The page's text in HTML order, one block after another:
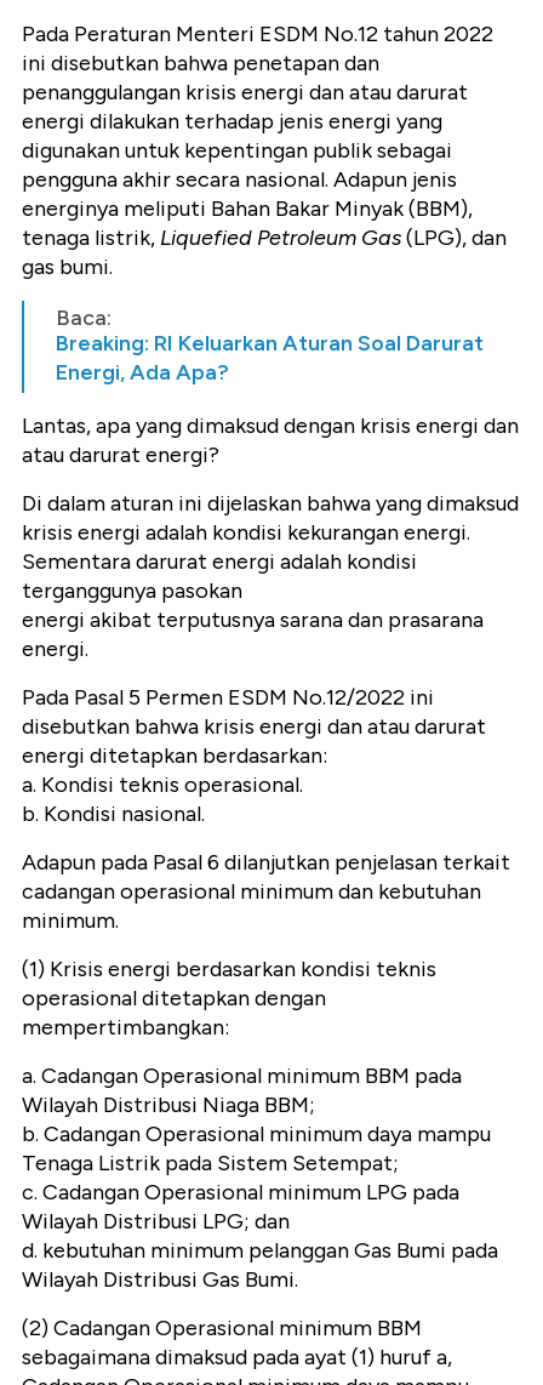
Pada Peraturan Menteri ESDM No.12 tahun 2022
ini disebutkan bahwa penetapan dan
penanggulangan krisis energi dan atau darurat
energi dilakukan terhadap jenis energi yang
digunakan untuk kepentingan publik sebagai
pengguna akhir secara nasional. Adapun jenis
energinya meliputi Bahan Bakar Minyak (BBM),
tenaga listrik, Liquefied Petroleum Gas(LPG), dan
gas bumi.
Baca:
Breaking: RI Keluarkan Aturan Soal Darurat
Energi, Ada Apa?
Lantas, apa yang dimaksud dengan krisis energi dan
atau darurat energi?
Di dalam aturan ini dijelaskan bahwa yang dimaksud
krisis energi adalah kondisi kekurangan energi.
Sementara darurat energi adalah kondisi
terganggunya pasokan
energi akibat terputusnya sarana dan prasarana
energi.
Pada Pasal 5 Permen ESDM No.12/2022 ini
disebutkan bahwa krisis energi dan atau darurat
energi ditetapkan berdasarkan:
a. Kondisi teknis operasional.
b. Kondisi nasional.
Adapun pada Pasal 6 dilanjutkan penjelasan terkait
cadangan operasional minimum dan kebutuhan
minimum.
(1) Krisis energi berdasarkan kondisi teknis
operasional ditetapkan dengan
mempertimbangkan:
a. Cadangan Operasional minimum BBM pada
Wilayah Distribusi Niaga BBM;
b. Cadangan Operasional minimum daya mampu
Tenaga Listrik pada Sistem Setempat;
c. Cadangan Operasional minimum LPG pada
Wilayah Distribusi LPG; dan
d. kebutuhan minimum pelanggan Gas Bumi pada
Wilayah Distribusi Gas Bumi.
(2) Cadangan Operasional minimum BBM
sebagaimana dimaksud pada ayat (1) huruf a,